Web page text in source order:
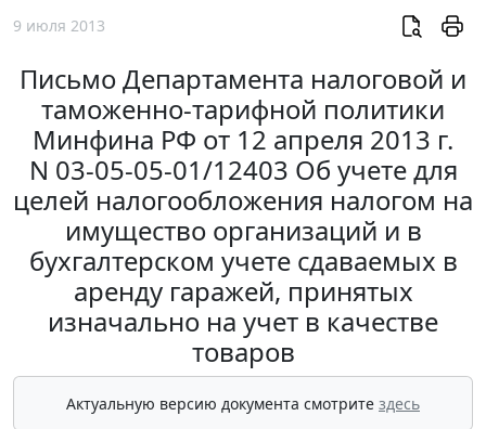
9 июля 2013
Письмо Департамента налоговой и
таможенно-тарифной политики
Минфина РФ от 12 апреля 2013 г.
N 03-05-05-01/12403 Об учете для
целей налогообложения налогом на
имущество организаций и в
бухгалтерском учете сдаваемых в
аренду гаражей, принятых
изначально на учет в качестве
товаров
Актуальную версию документа смотрите здесь